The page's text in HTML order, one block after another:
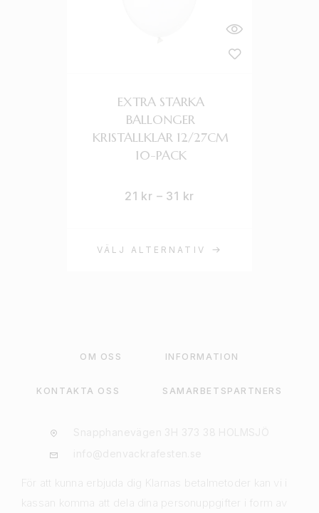
VÄLJ ALTERNATIV
EXTRA STARKA
BALLONGER
KRISTALLKLAR 12/27CM
10-PACK
21 kr – 31 kr
OM OSS INFORMATION
KONTAKTA OSS SAMARBETSPARTNERS
För att kunna erbjuda dig Klarnas betalmetoder kan vi i
kassan komma att dela dina personuppgifter i form av